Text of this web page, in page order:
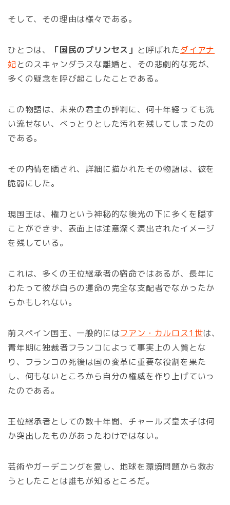
そして、その理由は様々である。
ひとつは、 「国民のプリンセス」 と呼ばれたダイアナ
妃とのスキャンダラスな離婚と、その悲劇的な死が、
多くの疑念を呼び起こしたことである。
この物語は、未来の君主の評判に、何十年経っても洗
い流せない、べっとりとした汚れを残してしまったの
である。
その内情を晒され、詳細に描かれたその物語は、彼を
脆弱にした。
現国王は、権力という神秘的な後光の下に多くを隠す
ことができず、表面上は注意深く演出されたイメージ
を残している。
これは、多くの王位継承者の宿命ではあるが、長年に
わたって彼が自らの運命の完全な支配者でなかったか
らかもしれない。
前スペイン国王、一般的にはフアン・カルロス1世は、
青年期に独裁者フランコによって事実上の人質とな
り、フランコの死後は国の変革に重要な役割を果た
し、何もないところから自分の権威を作り上げていっ
たのである。
王位継承者としての数十年間、チャールズ皇太子は何
か突出したものがあったわけではない。
芸術やガーデニングを愛し、地球を環境問題から救お
うとしたことは誰もが知るところだ。